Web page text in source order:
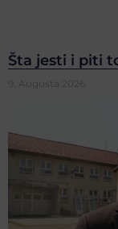
Šta jesti i piti
9. Augusta 2026.